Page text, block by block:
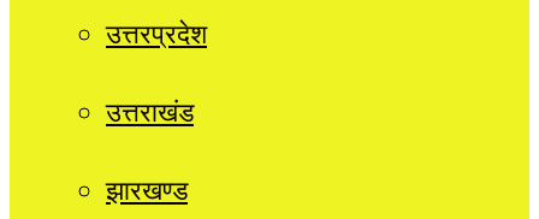
उत्तरप्रदेश
उत्तराखंड
झारखण्ड